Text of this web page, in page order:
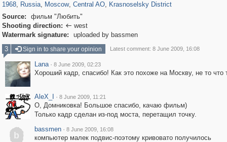
1968, Russia, Moscow, Central AO, Krasnoselsky District
Source:
фильм "Любить"
Shooting direction:  west
Watermark signature:
uploaded by bassmen
3
Sign in to share your opinion Latest comment: 8 June 2009, 16:08
Lana · 8 June 2009, 02:23
Хороший кадр, спасибо! Как это похоже на Москву, не то что
AleX_I · 8 June 2009, 11:21
О, Домниковка! Большое спасибо, качаю фильм)
Только кадр сделан из-под моста, перетащил точку.
b
bassmen · 8 June 2009, 16:08
компьютер малек подвис-поэтому кривовато получилось